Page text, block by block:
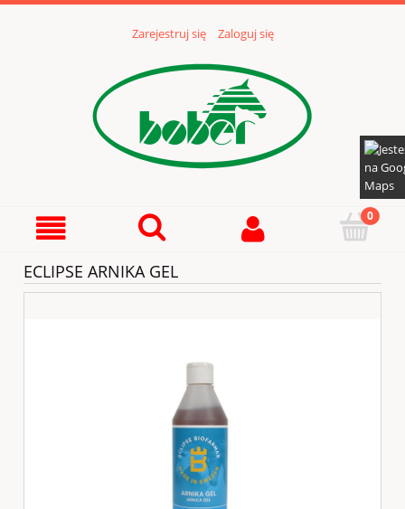
Zarejestruj się Zaloguj się
ECLIPSE ARNIKA GEL